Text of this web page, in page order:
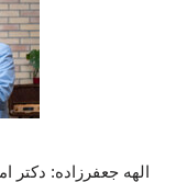
الهه جعفرزاده: